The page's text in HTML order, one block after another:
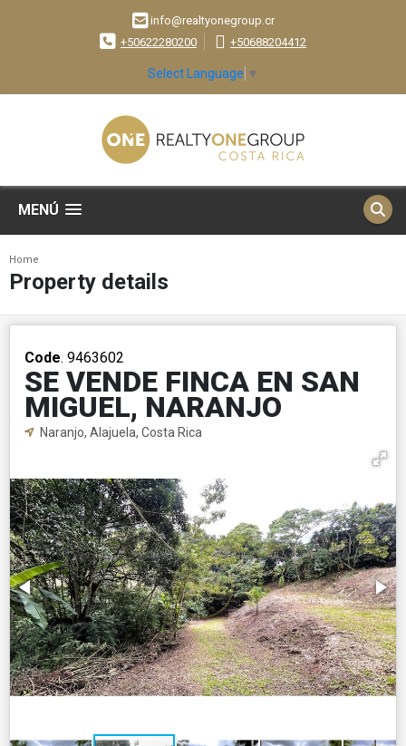
info@realtyonegroup.cr
+50622280200
+50688204412
Select Language ▼
MENÚ
Home
Property details
Code. 9463602
SE VENDE FINCA EN SAN
MIGUEL, NARANJO
Naranjo, Alajuela, Costa Rica